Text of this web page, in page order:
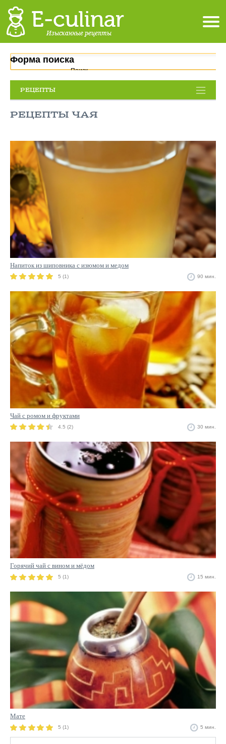
Форма поиска
Поиск
РЕЦЕПТЫ
РЕЦЕПТЫ ЧАЯ
Напиток из шиповника с изюмом и медом
5 (1) 90 мин.
Чай с ромом и фруктами
4.5 (2) 30 мин.
Горячий чай с вином и мёдом
5 (1) 15 мин.
Мате
5 (1) 5 мин.